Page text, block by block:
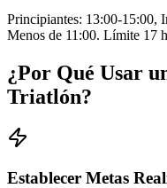
Principiantes: 13:00-15:00,
Menos de 11:00. Límite 17
¿Por Qué Usar
Triatlón?
Establecer Metas